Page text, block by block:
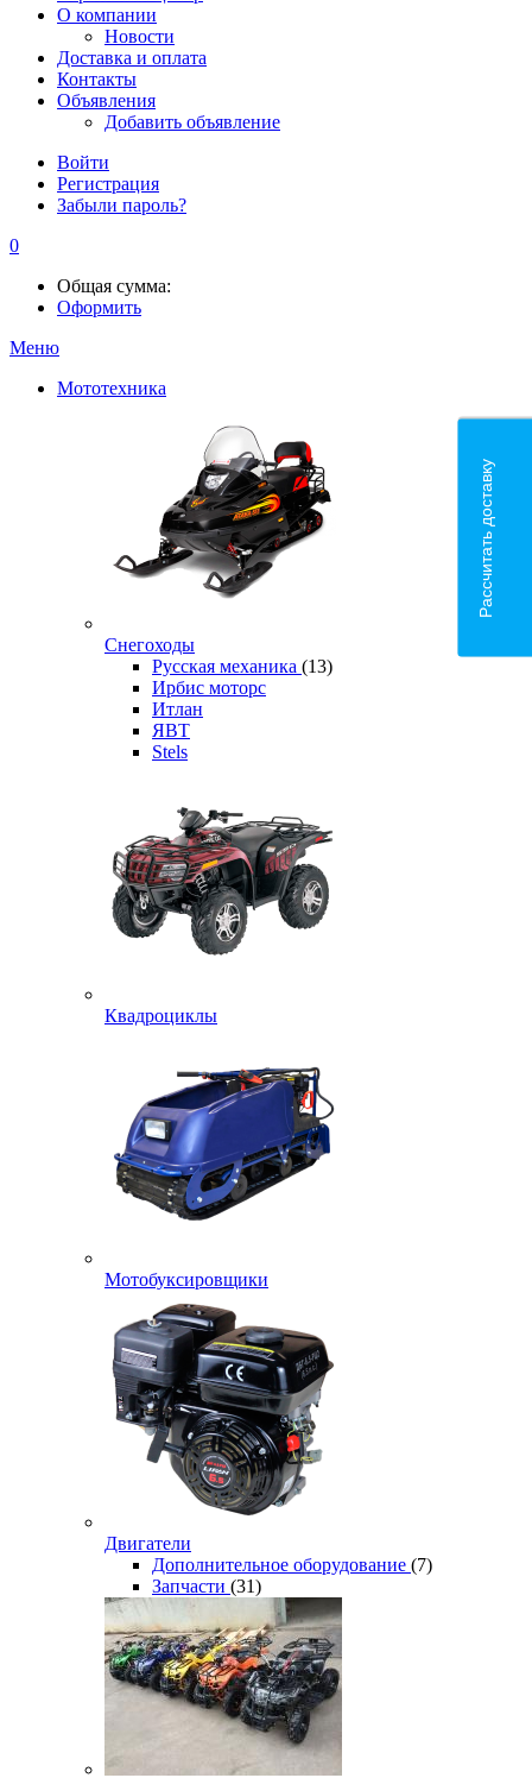
О компании
Новости
Доставка и оплата
Контакты
Объявления
Добавить объявление
Войти
Регистрация
Забыли пароль?
0
Общая сумма:
Оформить
Меню
Мототехника
Снегоходы
Русская механика (13)
Ирбис моторс
Итлан
ЯВТ
Stels
Квадроциклы
Мотобуксировщики
Двигатели
Дополнительное оборудование (7)
Запчасти (31)
Рассчитать доставку